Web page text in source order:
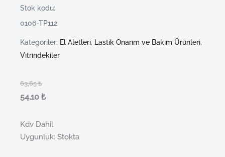
Stok kodu:
0106-TP112
Kategoriler: El Aletleri, Lastik Onarım ve Bakım Ürünleri,
Vitrindekiler
63,65₺
54,10 ₺
Kdv Dahil
Uygunluk: Stokta